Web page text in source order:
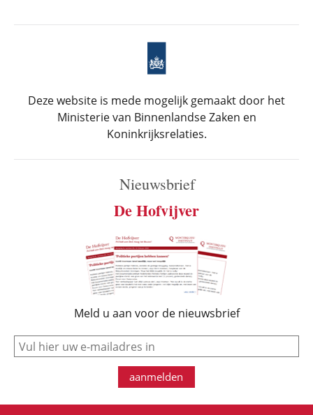
Deze website is mede mogelijk gemaakt door het
Ministerie van Binnenlandse Zaken en
Koninkrijksrelaties.
Nieuwsbrief
De Hofvijver
Meld u aan voor de nieuwsbrief
e-mail
aanmelden